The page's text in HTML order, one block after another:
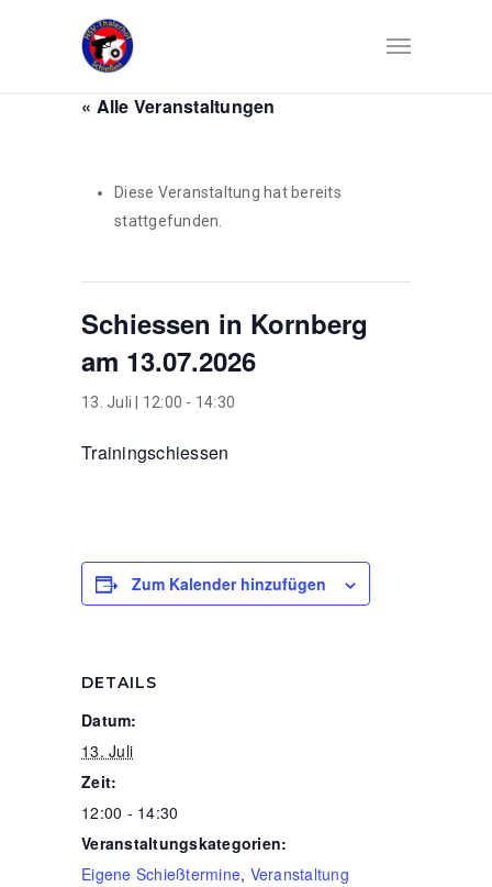
« Alle Veranstaltungen
Diese Veranstaltung hat bereits
stattgefunden.
Schiessen in Kornberg
am 13.07.2026
13. Juli | 12:00 - 14:30
Trainingschiessen
Zum Kalender hinzufügen
DETAILS
Datum:
13. Juli
Zeit:
12:00 - 14:30
Veranstaltungskategorien:
Eigene Schießtermine, Veranstaltung